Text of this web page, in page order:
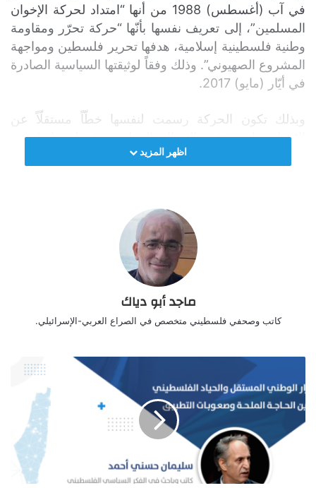
في آب (أغسطس) 1988 من أنها “امتداد لحركة الإخوان
المسلمين”، إلى تعريف نفسها بأنّها “حركة تحرّر ومقاومة
وطنية فلسطينية إسلامية، هدفها تحرير فلسطين ومواجهة
المشروع الصهيوني”. وذلك وفقاً لوثيقتها السياسية الصادرة
في أيّار (مايو) 2017.
وبذلك تكون الحركة رسمت لنفسها خطّاً مستقلّاً عن
الإخوان، ليس في المجال التنظيمي فقط، وإنما في
المواقف السياسية، معزّزةً بذلك قرارها المستقلّ، ما أتاح
وإذ أكّدت على استقلالية القرار الوطني الفلسطيني، فإنها
لم تنسَ أن تؤكّد على “مسؤولية العرب والمسلمين
وواجبهم ودورهم في تحرير فلسطين من الاحتلال
استقلالية في الفضاء الوطني
وتمكّنت (حماس) من نسج علاقات مع الفصائل
الفلسطينية على اختلاف انتماءاتها، على أساس أنها حركة
وطنية فلسطينية مستقلّة، ولا تمنعها إيديولوجيتها الإسلامية
من عقد التحالفات والشراكات. وجاء في وثيقتها السياسية
أنها “تتمسك بإدارة علاقاتها الفلسطينية على قاعدة
التعددية والخيار الديمقراطي والشراكة الوطنية وقبول
الآخر واعتماد الحوار”.
اظهر المزيد
ماجد أبو دياك
كاتب وصحفي فلسطيني متخصص في الصراع العربي-الإسرائيلي.